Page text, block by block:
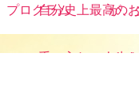
プログラム が、
た
自分史上最高の
手に入れ、人生